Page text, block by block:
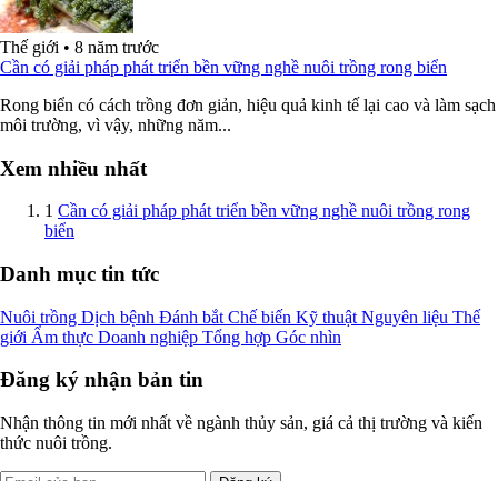
Thế giới • 8 năm trước
Cần có giải pháp phát triển bền vững nghề nuôi trồng rong biển
Rong biển có cách trồng đơn giản, hiệu quả kinh tế lại cao và làm sạch
môi trường, vì vậy, những năm...
Xem nhiều nhất
1 Cần có giải pháp phát triển bền vững nghề nuôi trồng rong
biển
Danh mục tin tức
Nuôi trồng Dịch bệnh Đánh bắt Chế biến Kỹ thuật Nguyên liệu Thế
giới Ẩm thực Doanh nghiệp Tổng hợp Góc nhìn
Đăng ký nhận bản tin
Nhận thông tin mới nhất về ngành thủy sản, giá cả thị trường và kiến
thức nuôi trồng.